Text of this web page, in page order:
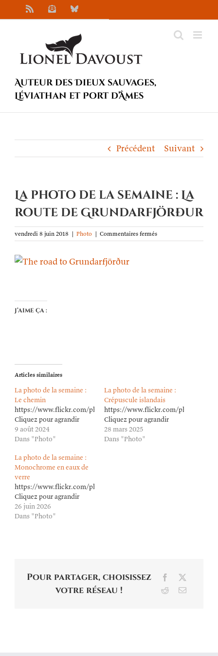
au
NewsletterBluesky
Auteur des Dieux sauvages,
Léviathan et Port d’Âmes
Précédent Suivant
La photo de la semaine : La
route de Grundarfjörður
vendredi 8 juin 2018 | Photo | Commentaires ferméssur
La
J’aime ça :
Articles similaires
La photo de la semaine :
Le chemin
https://www.flickr.com/photos/lioneldavoust/53905046343/in/
Cliquez pour agrandir
9 août 2024
Dans "Photo"
La photo de la semaine :
Crépuscule islandais
https://www.flickr.com/photos/
Cliquez pour agrandir
28 mars 2025
Dans "Photo"
La photo de la semaine :
Monochrome en eaux de
verre
https://www.flickr.com/photos/lioneldavoust/55354208508/in/
Cliquez pour agrandir
26 juin 2026
Dans "Photo"
Pour partager, choisissez
votre réseau !
Facebook
RedditEmail